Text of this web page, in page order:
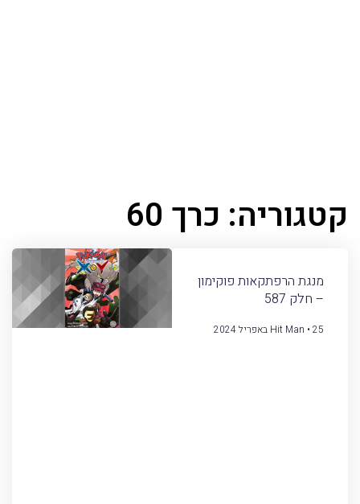
קטגוריה: כרך 60
מנגת הרפתקאות פוקימון
– חלק 587
Hit Man 25 באפריל 2024